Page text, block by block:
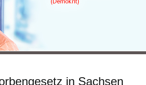
in Sachsen